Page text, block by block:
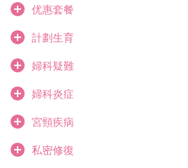
优惠套餐
計劃生育
婦科疑難
婦科炎症
宮頸疾病
私密修復